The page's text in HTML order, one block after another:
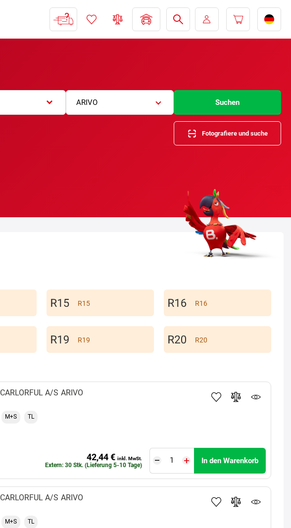
ARIVO Suchen
Fotografiere und suche
R15 R16
R19 R20
ARIVO
CARLORFUL A/S
M+S TL
42,44 € inkl. MwSt.
Extern: 30 Stk. (Lieferung 5-10 Tage) In den Warenkorb
ARIVO
CARLORFUL A/S
M+S TL